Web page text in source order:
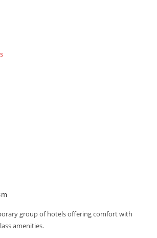
group of hotels offering comfort with
amenities.